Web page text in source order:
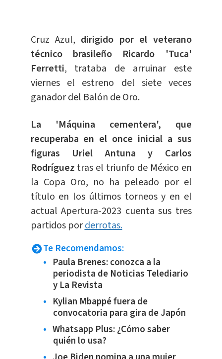
Cruz Azul, dirigido por el veterano
técnico brasileño Ricardo 'Tuca'
Ferretti, trataba de arruinar este
viernes el estreno del siete veces
ganador del Balón de Oro.
La 'Máquina cementera', que
recuperaba en el once inicial a sus
figuras Uriel Antuna y Carlos
Rodríguez tras el triunfo de México en
la Copa Oro, no ha peleado por el
título en los últimos torneos y en el
actual Apertura-2023 cuenta sus tres
partidos porderrotas.
Te Recomendamos:
Paula Brenes: conozca a la
periodista de Noticias Telediario
y La Revista
Kylian Mbappé fuera de
convocatoria para gira de Japón
Whatsapp Plus: ¿Cómo saber
quién lo usa?